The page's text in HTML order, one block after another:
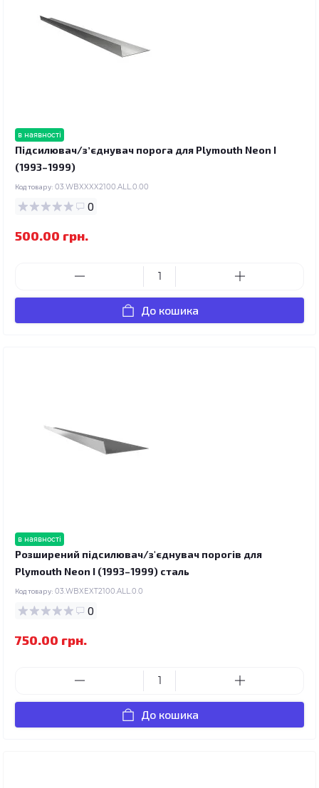
в наявності
Підсилювач/зʼєднувач порога для Plymouth Neon I
(1993–1999)
Код товару: 03.WBXXXX2100.ALL.0.00
0
500.00 грн.
До кошика
в наявності
Розширений підсилювач/з'єднувач порогів для
Plymouth Neon I (1993–1999) сталь
Код товару: 03.WBXEXT2100.ALL.0.0
0
750.00 грн.
До кошика